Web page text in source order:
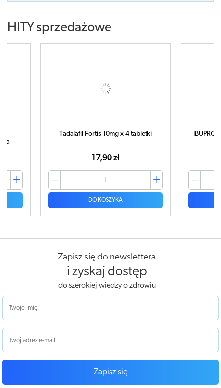
HITY sprzedażowe
Tadalafil Fortis 10mg x 4 tabletki
17,90 zł
DO KOSZYKA
Zapisz się do newslettera
i zyskaj dostęp
do szerokiej wiedzy o zdrowiu
Zapisz się